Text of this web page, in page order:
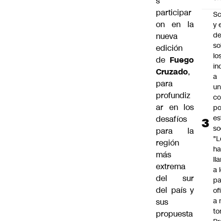
participar
on en la
nueva
edición
de Fuego
Cruzado,
para
profundiz
ar en los
desafíos
para la
región
más
extrema
del sur
del país y
sus
propuesta
y
a
a
a